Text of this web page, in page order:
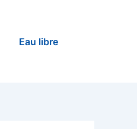
Eau libre